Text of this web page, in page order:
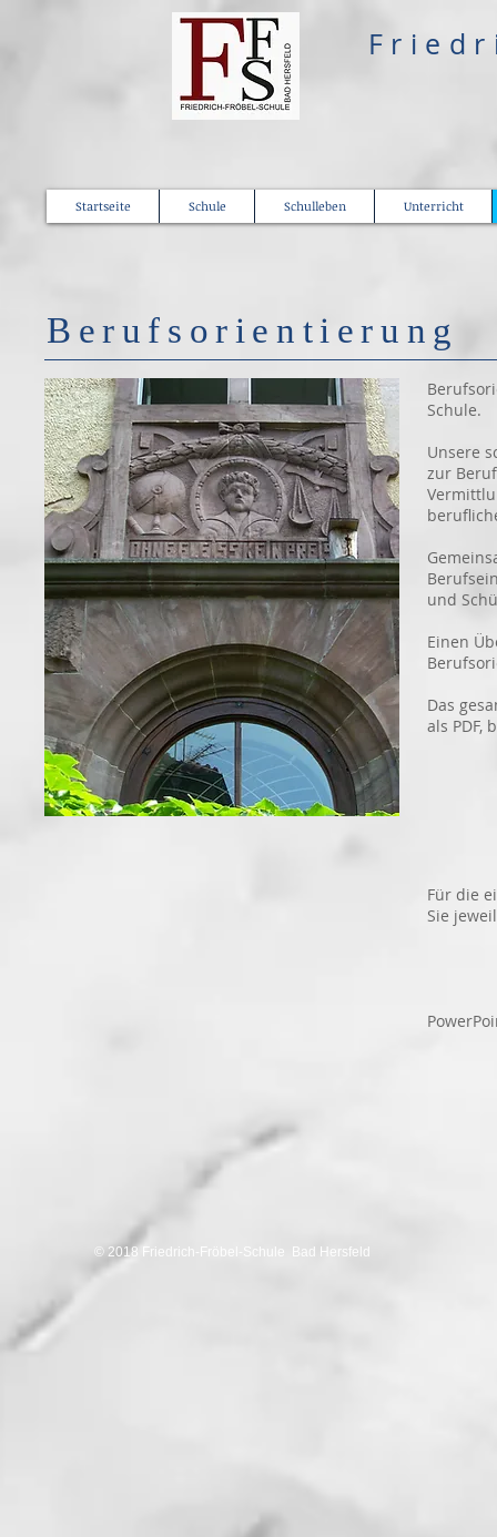
Startseite Schule Schulleben Unterricht
Berufsorientierung
Schule.
Unsere
zur
und
Einen
Das
als PDF,
Für die
Sie
© 2018 Friedrich-Fröbel-Schule